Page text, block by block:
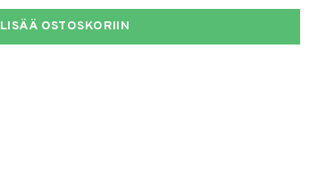
LISÄÄ OSTOSKORIIN